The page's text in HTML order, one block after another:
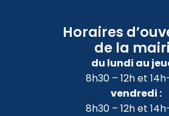
Horaires
de la
du lundi au
8h30 – 12h et
vendredi :
8h30 – 12h et